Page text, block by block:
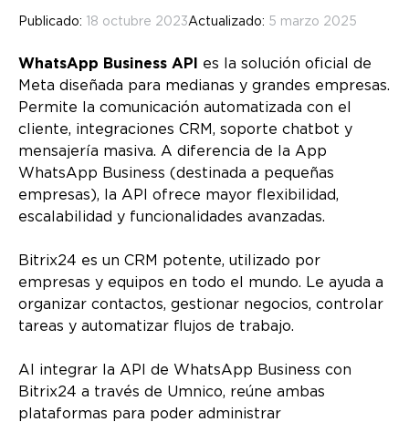
Publicado: 18 octubre 2023Actualizado: 5 marzo 2025
WhatsApp Business API
es la solución oficial de
Meta diseñada para medianas y grandes empresas.
Permite la comunicación automatizada con el
cliente, integraciones CRM, soporte chatbot y
mensajería masiva. A diferencia de la App
WhatsApp Business (destinada a pequeñas
empresas), la API ofrece mayor flexibilidad,
escalabilidad y funcionalidades avanzadas.
Bitrix24 es un CRM potente, utilizado por
empresas y equipos en todo el mundo. Le ayuda a
organizar contactos, gestionar negocios, controlar
tareas y automatizar flujos de trabajo.
Al integrar la API de WhatsApp Business con
Bitrix24 a través de Umnico, reúne ambas
plataformas para poder administrar